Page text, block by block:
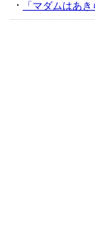
「マダムはあ